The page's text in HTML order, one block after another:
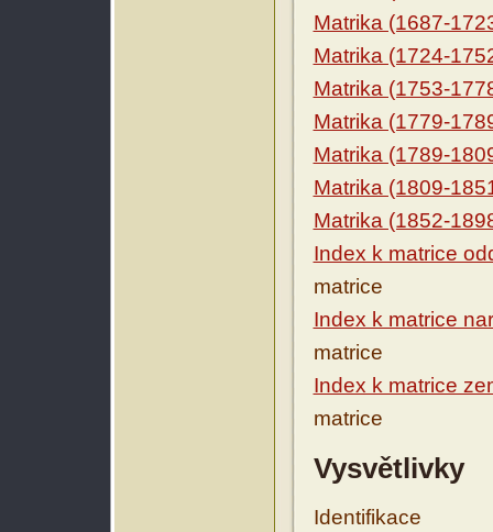
Matrika (1687-
Matrika (1724-
Matrika (1753-
Matrika (1779-
Matrika (1789-
Matrika (1809-
Matrika (1852-
Index k matrice
matrice
Index k matrice
matrice
Index k matrice
matrice
Vysvětlivky
Identifikace